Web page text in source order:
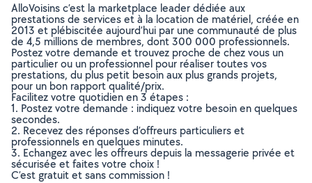
AlloVoisins c’est la marketplace leader dédiée aux
prestations de services et à la location de matériel, créée en
2013 et plébiscitée aujourd’hui par une communauté de plus
de 4,5 millions de membres, dont 300 000 professionnels.
Postez votre demande et trouvez proche de chez vous un
particulier ou un professionnel pour réaliser toutes vos
prestations, du plus petit besoin aux plus grands projets,
pour un bon rapport qualité/prix.
Facilitez votre quotidien en 3 étapes :
1. Postez votre demande : indiquez votre besoin en quelques
secondes.
2. Recevez des réponses d’offreurs particuliers et
professionnels en quelques minutes.
3. Echangez avec les offreurs depuis la messagerie privée et
sécurisée et faites votre choix !
C’est gratuit et sans commission !